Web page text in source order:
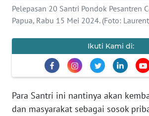
Pelepasan 20 Santri Pondok Pesantren
Papua, Rabu 15 Mei 2024. (Foto:
Ikuti Kami di:
Para Santri ini nantinya akan
dan masyarakat sebagai sosok
INFO
IKLAN
KAMI
PEDOMAN
SIBER